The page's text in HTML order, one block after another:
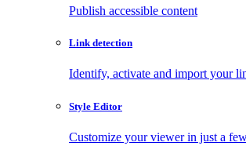
Publish accessible content
Link detection
Identify, activate and import your
Style Editor
Customize your viewer in just a